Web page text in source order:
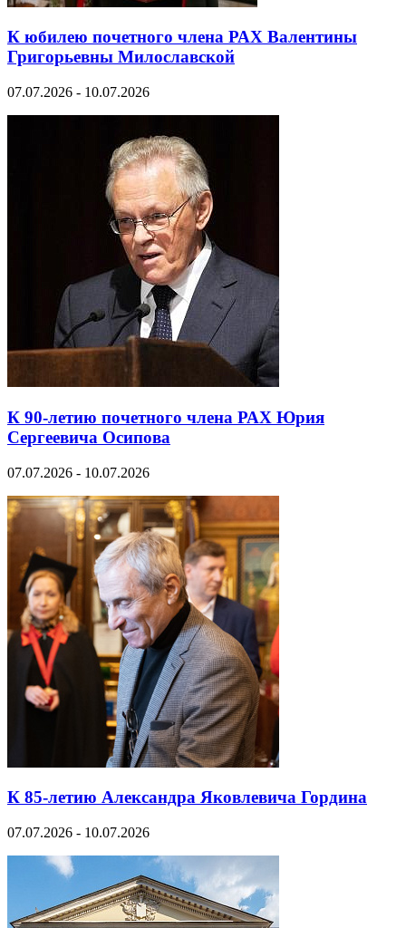
К юбилею почетного члена РАХ Валентины
Григорьевны Милославской
07.07.2026 - 10.07.2026
К 90-летию почетного члена РАХ Юрия
Сергеевича Осипова
07.07.2026 - 10.07.2026
К 85-летию Александра Яковлевича Гордина
07.07.2026 - 10.07.2026